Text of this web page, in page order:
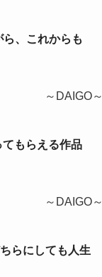
、これからも
～DAIGO～
もらえる作品
～DAIGO～
らにしても人生